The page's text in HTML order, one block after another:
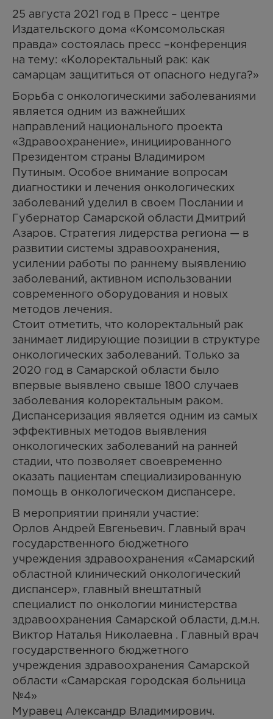
25 августа 2021 год в Пресс – центре
Издательского дома «Комсомольская
правда» состоялась пресс –конференция
на тему: «Колоректальный рак: как
самарцам защититься от опасного недуга?»
Борьба с онкологическими заболеваниями
является одним из важнейших
направлений национального проекта
«Здравоохранение», инициированного
Президентом страны Владимиром
Путиным. Особое внимание вопросам
диагностики и лечения онкологических
заболеваний уделил в своем Послании и
Губернатор Самарской области Дмитрий
Азаров. Стратегия лидерства региона — в
развитии системы здравоохранения,
усилении работы по раннему выявлению
заболеваний, активном использовании
современного оборудования и новых
методов лечения.
Стоит отметить, что колоректальный рак
занимает лидирующие позиции в структуре
онкологических заболеваний. Только за
2020 год в Самарской области было
впервые выявлено свыше 1800 случаев
заболевания колоректальным раком.
Диспансеризация является одним из самых
эффективных методов выявления
онкологических заболеваний на ранней
стадии, что позволяет своевременно
оказать пациентам специализированную
помощь в онкологическом диспансере.
В мероприятии приняли участие:
Орлов Андрей Евгеньевич. Главный врач
государственного бюджетного
учреждения здравоохранения «Самарский
областной клинический онкологический
диспансер», главный внештатный
специалист по онкологии министерства
здравоохранения Самарской области, д.м.н.
Виктор Наталья Николаевна . Главный врач
государственного бюджетного
учреждения здравоохранения Самарской
области «Самарская городская больница
№4»
Муравец Александр Владимирович.